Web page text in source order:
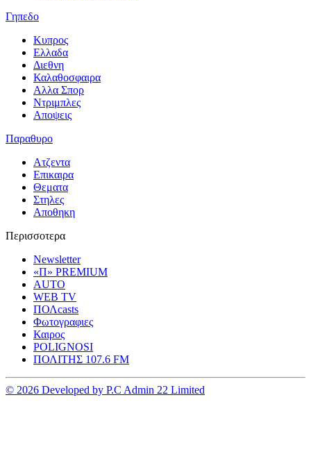
Γηπεδο
Κυπρος
Ελλαδα
Διεθνη
Καλαθοσφαιρα
Αλλα Σπορ
Ντριμπλες
Αποψεις
Παραθυρο
Ατζεντα
Επικαιρα
Θεματα
Στηλες
Αποθηκη
Περισσοτερα
Newsletter
«Π» PREMIUM
AUTO
WEB TV
ΠΟΛcasts
Φωτογραφιες
Καιρος
POLIGNOSI
ΠΟΛΙΤΗΣ 107.6 FM
© 2026 Developed by P.C Admin 22 Limited